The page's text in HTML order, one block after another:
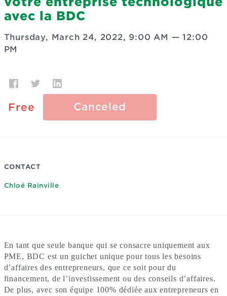
avec la BDC
Thursday, March 24, 2022, 9:00 AM —12:00
PM
Free Canceled
CONTACT
Chloé Rainville
En tant que seule banque qui se consacre uniquement aux
PME, BDC est un guichet unique pour tous les besoins
d’affaires des entrepreneurs, que ce soit pour du
financement, de l’investissement ou des conseils d’affaires.
De plus, avec son équipe 100% dédiée aux entrepreneurs en